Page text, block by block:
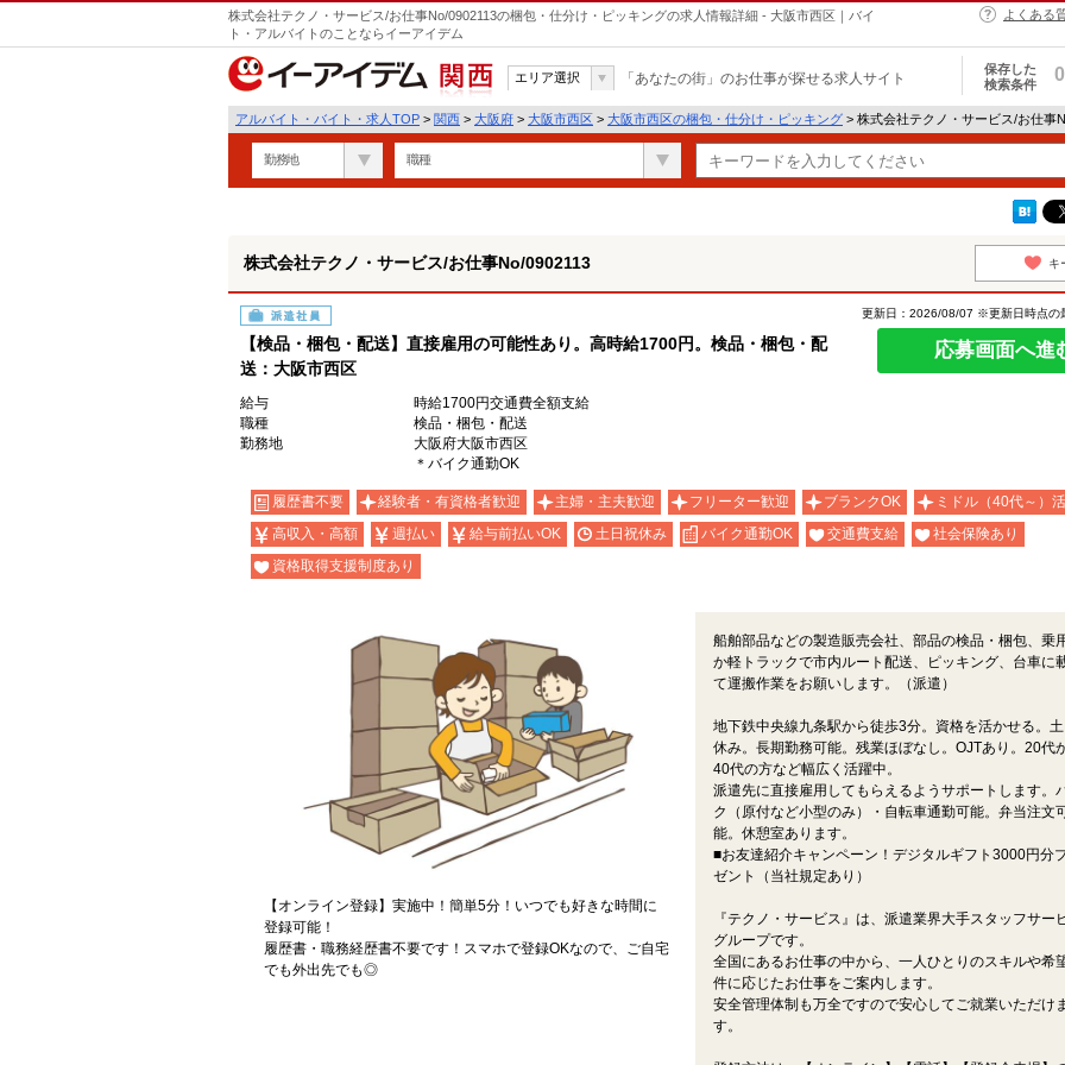
株式会社テクノ・サービス/お仕事No/0902113の梱包・仕分け・ピッキングの求人情報詳細 - 大阪市西区｜バイ
ト・アルバイトのことならイーアイデム
よくある
関西
エリア選択 「あなたの街」のお仕事が探せる求人サイト
保存した
検索条件
0
アルバイト・バイト・求人TOP > 関西 > 大阪府 > 大阪市西区 > 大阪市西区の梱包・仕分け・ピッキング > 株式会社テクノ・サービス/お仕事
勤務地 職種
株式会社テクノ・サービス/お仕事No/0902113 キ
派遣社員
【検品・梱包・配送】直接雇用の可能性あり。高時給1700円。検品・梱包・配
送：大阪市西区
更新日：2026/08/07 ※更新日時点の
応募画面へ進
給与
時給1700円交通費全額支給
職種
検品・梱包・配送
勤務地
大阪府大阪市西区
＊バイク通勤OK
履歴書不要 経験者・有資格者歓迎 主婦・主夫歓迎 フリーター歓迎 ブランクOK
ミドル（40代～）
高収入・高額
週払い 給与前払いOK 土日祝休み バイク通勤OK 交通費支給
社会保険あり
資格取得支援制度あり
【オンライン登録】実施中！簡単5分！いつでも好きな時間に
登録可能！
履歴書・職務経歴書不要です！スマホで登録OKなので、ご自宅
でも外出先でも◎
船舶部品などの製造販売会社、部品の検品・梱包、乗
か軽トラックで市内ルート配送、ピッキング、台車に
て運搬作業をお願いします。（派遣）
地下鉄中央線九条駅から徒歩3分。資格を活かせる。
休み。長期勤務可能。残業ほぼなし。OJTあり。20代
40代の方など幅広く活躍中。
派遣先に直接雇用してもらえるようサポートします。
ク（原付など小型のみ）・自転車通勤可能。弁当注文
能。休憩室あります。
■お友達紹介キャンペーン！デジタルギフト3000円分
ゼント（当社規定あり）
『テクノ・サービス』は、派遣業界大手スタッフサー
グループです。
全国にあるお仕事の中から、一人ひとりのスキルや希
件に応じたお仕事をご案内します。
安全管理体制も万全ですので安心してご就業いただけま
す。